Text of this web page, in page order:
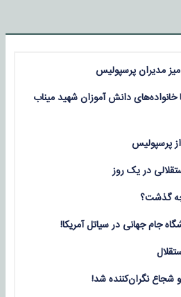
مدیران پرسپولیس
خانواده‌های دانش آموزان شهید میناب
پرسپولیس
چه گذشت؟
جام جهانی در سیاتل آمریکا!
شجاع نگران‌کننده شد!